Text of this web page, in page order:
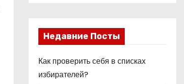
Недавние Посты
Как проверить себя в списках
избирателей?